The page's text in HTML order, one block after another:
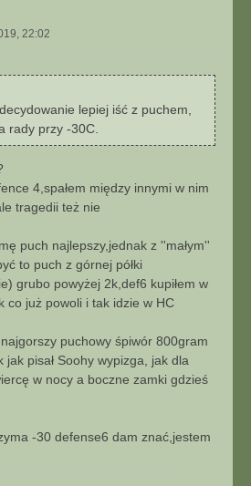
22:02
lepiej iść z puchem,
rady przy -30C.
4,spałem między innymi w nim
tragedii też nie
puch najlepszy,jednak z ''małym''
to puch z górnej półki
grubo powyżej 2k,def6 kupiłem w
co już powoli i tak idzie w HC
puchowy śpiwór 800gram
pisał Soohy wypizga, jak dla
w nocy a boczne zamki gdzieś
-30 defense6 dam znać,jestem